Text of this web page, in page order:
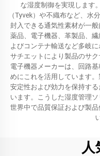
な湿度制御を実現します
（Tyvek）や不織布など、水
封入できる通気性素材が一
薬品、電子機器、革製品、
よびコンテナ輸送など多岐
サチエットにより製品のサ
電子機器メーカーは、回路
めにこれを活用しています
安定性および効力を保持す
います。こうした湿度管理
世界中で品質保証および製
人